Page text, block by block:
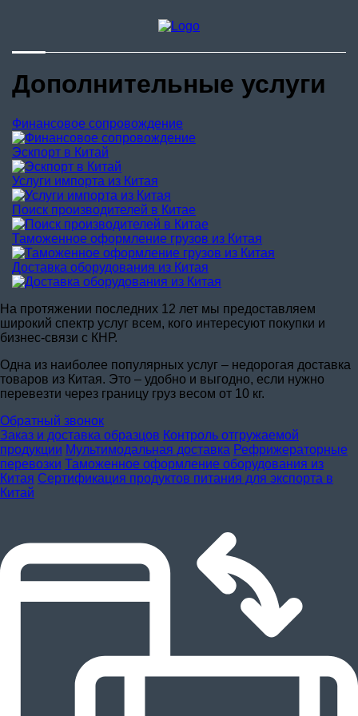
Дополнительные услуги
Финансовое сопровождение
Эскпорт в Китай
Услуги импорта из Китая
Поиск производителей в Китае
Таможенное оформление грузов из Китая
Доставка оборудования из Китая
На протяжении последних 12 лет мы предоставляем
широкий спектр услуг всем, кого интересуют покупки и
бизнес-связи с КНР.
Одна из наиболее популярных услуг – недорогая доставка
товаров из Китая. Это – удобно и выгодно, если нужно
перевезти через границу груз весом от 10 кг.
Обратный звонок
Заказ и доставка образцов Контроль отгружаемой
продукции Мультимодальная доставка Рефрижераторные
перевозки Таможенное оформление оборудования из
Китая Сертификация продуктов питания для экспорта в
Китай